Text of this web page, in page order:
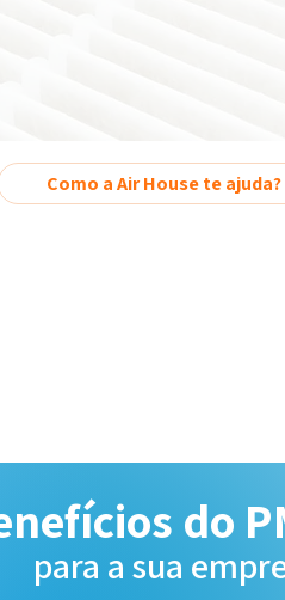
Como a Air House te ajuda?
do
para a sua